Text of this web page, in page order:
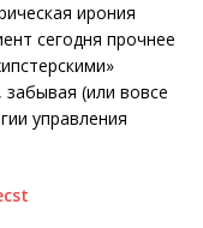
ирония
сегодня прочнее
(или вовсе
управления